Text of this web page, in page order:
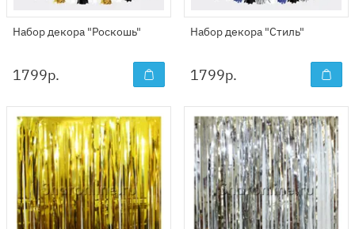
Набор декора "Роскошь"
1799р.
Набор декора "Стиль"
1799р.